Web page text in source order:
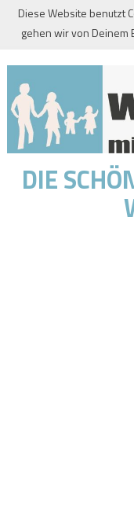
Skip
DIE
Diese Website benutzt
gehen wir von Deinem